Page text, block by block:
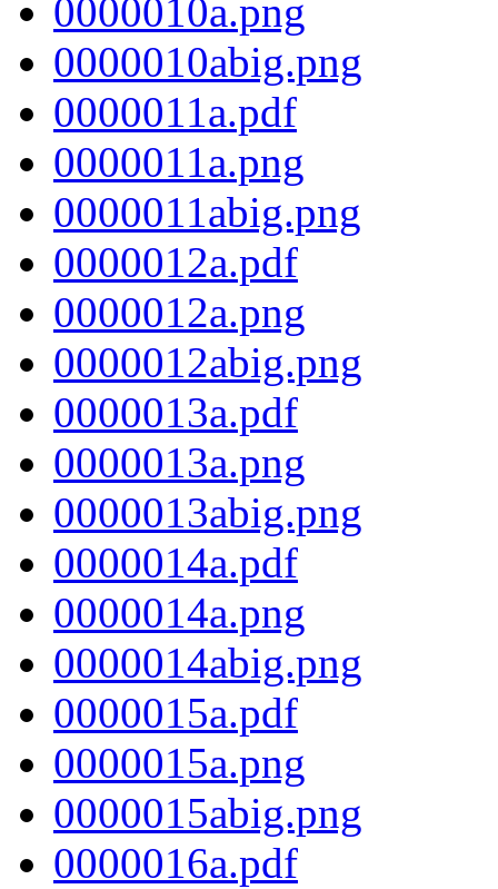
0000010a.png
0000010abig.png
0000011a.pdf
0000011a.png
0000011abig.png
0000012a.pdf
0000012a.png
0000012abig.png
0000013a.pdf
0000013a.png
0000013abig.png
0000014a.pdf
0000014a.png
0000014abig.png
0000015a.pdf
0000015a.png
0000015abig.png
0000016a.pdf